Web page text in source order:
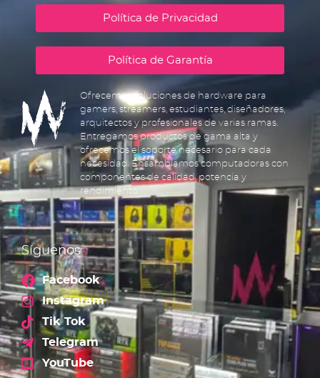
Política de Privacidad
Política de Garantía
Ofrecemos soluciones de hardware para
gamers, streamers, estudiantes, diseñadores,
arquitectos y profesionales de varias ramas.
Entregamos productos de gama alta y
ofrecemos el soporte necesario para cada
necesidad. Ensamblamos computadoras con
componentes de calidad, potencia y
rendimiento.
Síguenos
Facebook
Instagram
Tik Tok
Telegram
YouTube